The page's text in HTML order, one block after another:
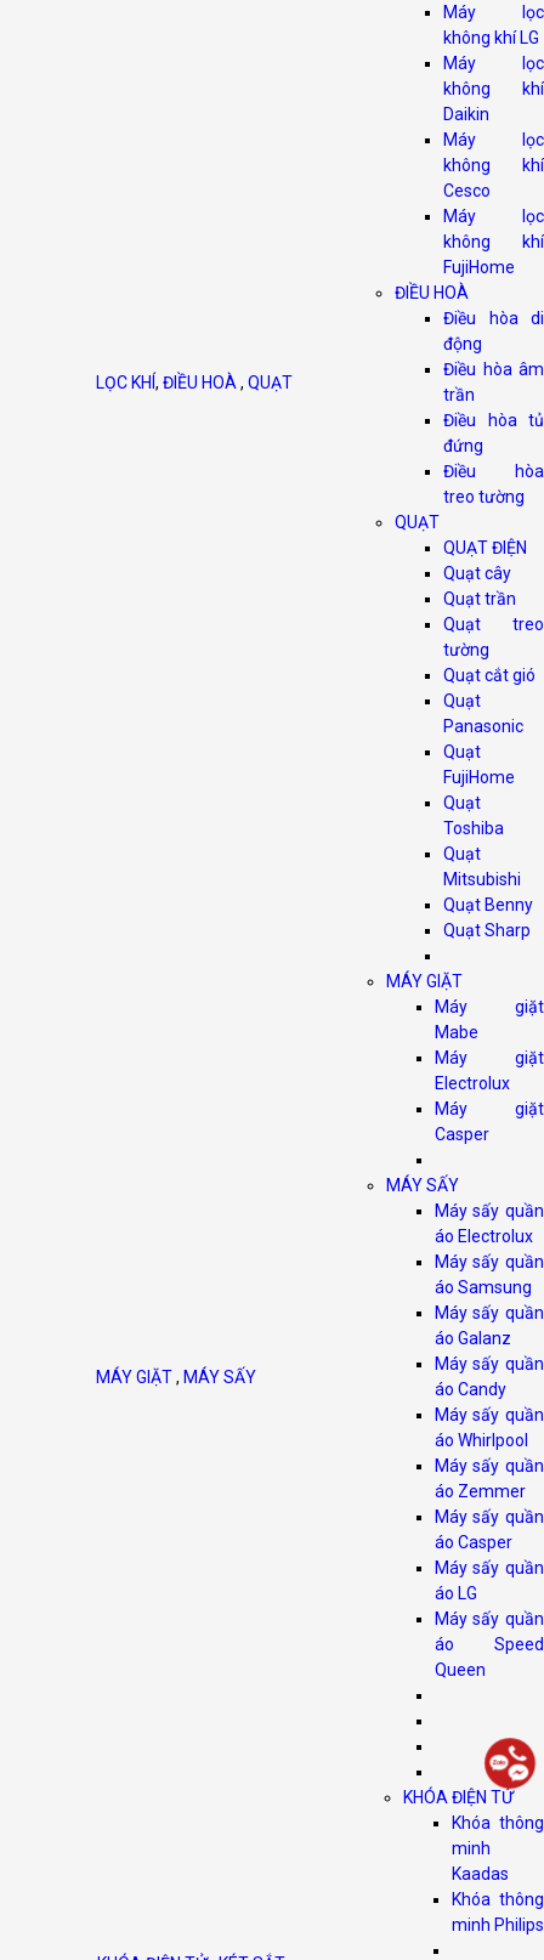
LỌC KHÍ,ĐIỀU HOÀ,QUẠT
Máy lọc
không khí LG
Máy lọc
không khí
Daikin
Máy lọc
không khí
Cesco
Máy lọc
không khí
FujiHome
ĐIỀU HOÀ
Điều hòa di
động
Điều hòa âm
trần
Điều hòa tủ
đứng
Điều hòa
treo tường
QUẠT
QUẠT ĐIỆN
Quạt cây
Quạt trần
Quạt treo
tường
Quạt cắt gió
Quạt
Panasonic
Quạt
FujiHome
Quạt
Toshiba
Quạt
Mitsubishi
Quạt Benny
Quạt Sharp
MÁY GIẶT, MÁY SẤY
MÁY GIẶT
Máy giặt
Mabe
Máy giặt
Electrolux
Máy giặt
Casper
MÁY SẤY
Máy sấy quần
áo Electrolux
Máy sấy quần
áo Samsung
Máy sấy quần
áo Galanz
Máy sấy quần
áo Candy
Máy sấy quần
áo Whirlpool
Máy sấy quần
áo Zemmer
Máy sấy quần
áo Casper
Máy sấy quần
áo LG
Máy sấy quần
áo Speed
Queen
KHÓA ĐIỆN TỬ
Khóa thông
minh
Kaadas
Khóa thông
minh Philips